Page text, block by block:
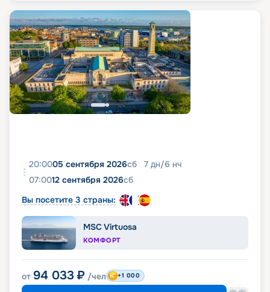
20:0005 сентября 2026сб 7 дн/6 нч
07:0012 сентября 2026сб
Вы посетите 3 страны:
MSC Virtuosa
КОМФОРТ
от 94 033 ₽ /чел +1 000